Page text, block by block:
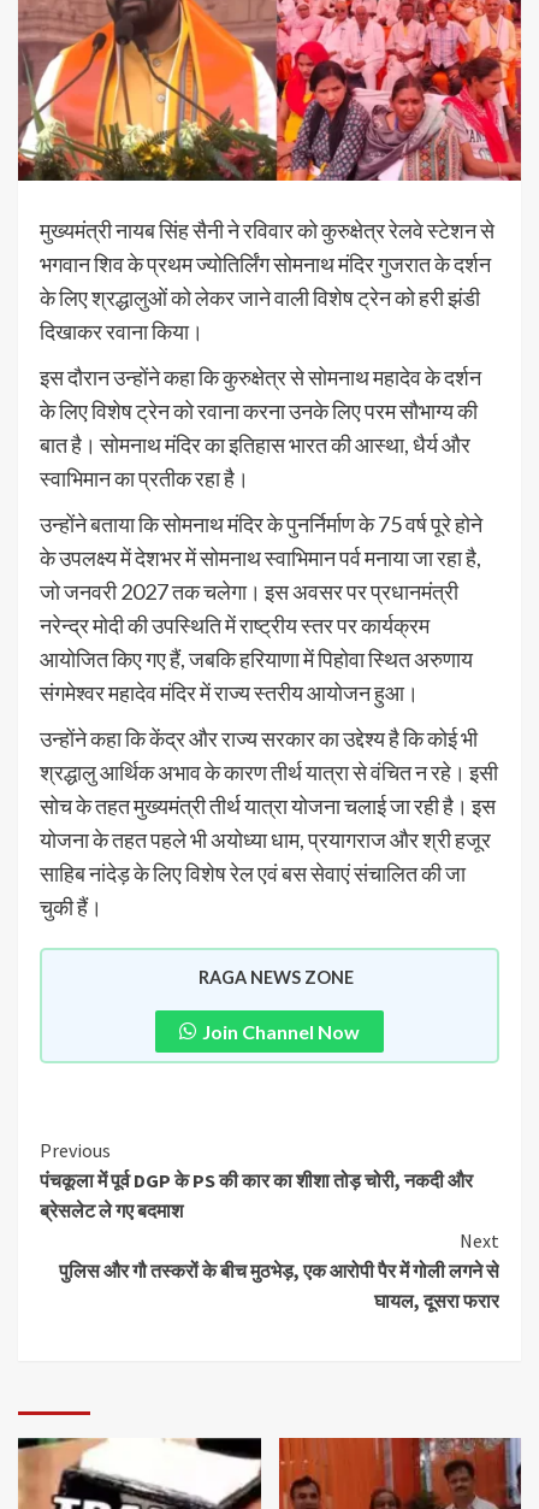
मुख्यमंत्री नायब सिंह सैनी ने रविवार को कुरुक्षेत्र रेलवे स्टेशन से
भगवान शिव के प्रथम ज्योतिर्लिंग सोमनाथ मंदिर गुजरात के दर्शन
के लिए श्रद्धालुओं को लेकर जाने वाली विशेष ट्रेन को हरी झंडी
दिखाकर रवाना किया।
इस दौरान उन्होंने कहा कि कुरुक्षेत्र से सोमनाथ महादेव के दर्शन
के लिए विशेष ट्रेन को रवाना करना उनके लिए परम सौभाग्य की
बात है। सोमनाथ मंदिर का इतिहास भारत की आस्था, धैर्य और
स्वाभिमान का प्रतीक रहा है।
उन्होंने बताया कि सोमनाथ मंदिर के पुनर्निर्माण के 75 वर्ष पूरे होने
के उपलक्ष्य में देशभर में सोमनाथ स्वाभिमान पर्व मनाया जा रहा है,
जो जनवरी 2027 तक चलेगा। इस अवसर पर प्रधानमंत्री
नरेन्द्र मोदी की उपस्थिति में राष्ट्रीय स्तर पर कार्यक्रम
आयोजित किए गए हैं, जबकि हरियाणा में पिहोवा स्थित अरुणाय
संगमेश्वर महादेव मंदिर में राज्य स्तरीय आयोजन हुआ।
उन्होंने कहा कि केंद्र और राज्य सरकार का उद्देश्य है कि कोई भी
श्रद्धालु आर्थिक अभाव के कारण तीर्थ यात्रा से वंचित न रहे। इसी
सोच के तहत मुख्यमंत्री तीर्थ यात्रा योजना चलाई जा रही है। इस
योजना के तहत पहले भी अयोध्या धाम, प्रयागराज और श्री हजूर
साहिब नांदेड़ के लिए विशेष रेल एवं बस सेवाएं संचालित की जा
चुकी हैं।
RAGA NEWS ZONE
Join Channel Now
Previous
पंचकूला में पूर्व DGP के PS की कार का शीशा तोड़ चोरी, नकदी और
ब्रेसलेट ले गए बदमाश
Next
पुलिस और गौ तस्करों के बीच मुठभेड़, एक आरोपी पैर में गोली लगने से
घायल, दूसरा फरार